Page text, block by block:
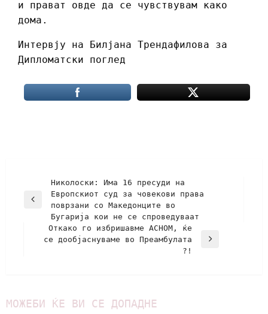
и прават овде да се чувствувам како
дома.
Интервју на Билјана Трендафилова за
Дипломатски поглед
Николоски: Има 16 пресуди на
Eвропскиот суд за човекови права
поврзани со Македонците во
Бугарија кои не се спроведуваат
Откако го избришавме АСНОМ, ќе
се дообјаснуваме во Преамбулата
?!
МОЖЕБИ ЌЕ ВИ СЕ ДОПАДНЕ